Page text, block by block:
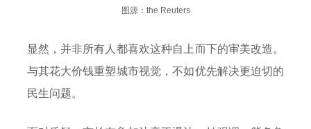
图源：the Reuters
显然，并非所有人都喜欢这种自上而下的审美改造。
与其花大价钱重塑城市视觉，不如优先解决更迫切的
民生问题。